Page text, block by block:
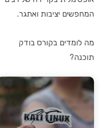
המחפשים יציבות ואתגר.
מה לומדים בקורס בודק
תוכנה?